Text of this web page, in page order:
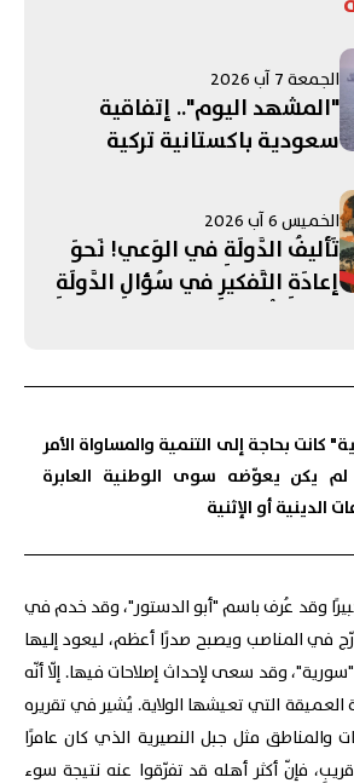
الجمعة 7 آب 2026
"المشهد اليوم".. إتفاقية
سعودية باكستانية تركية
إيران تستنزف مخزون الأسلحة
الأميركية.. ومفاوضات روما
تنتهي بلا "نتائج حاسمة"
الخميس 6 آب 2026
تَأليفُ الدَّولَةِ في الوَعي! نَحوَ
إعادَةِ التَّفكيرِ في سُؤالِ الدَّولَةِ
كانت بحاجة إلى التنمية والمساواة الأمر
لم يكن يعوّضه سوى الوطنية العابرة
الدينية أو الإثنية
وقد عُرف باسم "أبو الدستور"، وقد خدم في
في المناصب ويصبح صدرًا أعظم، ليعود إليها
وقد سعى لإحداث إصلاحات فيها. إلّا أنّه
العميقة التي تعيشها الولاية. يُشير في تقريره
والمناطق مثل جبل النصيرية الذي كان عامرًا
فإنّ أكثر أهله قد تفرّقوا عنه نتيجة سوء